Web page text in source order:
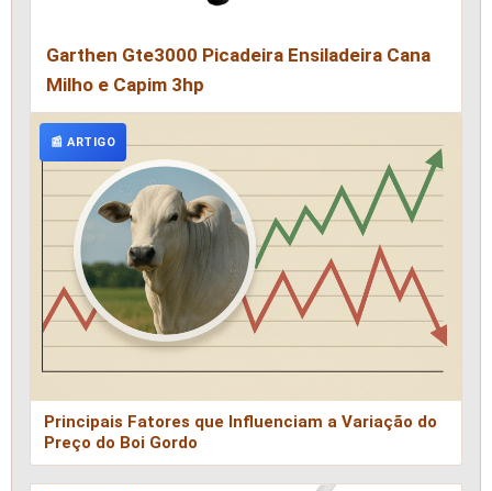
Garthen Gte3000 Picadeira Ensiladeira Cana
Milho e Capim 3hp
📰 ARTIGO
Principais Fatores que Influenciam a Variação do
Preço do Boi Gordo